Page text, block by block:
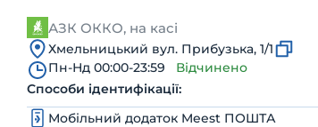
АЗК ОККО, на касі
Хмельницький вул. Прибузька, 1/1
Пн-Нд 00:00-23:59
Відчинено
Способи ідентифікації:
Мобільний додаток Meest ПОШТА